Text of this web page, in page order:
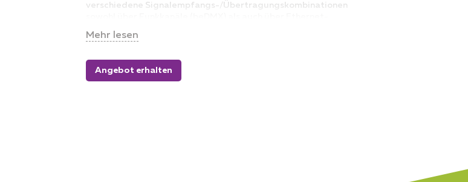
verschiedene Signalempfangs-/Übertragungskombinationen
Lichtsteuerung
Flexible Stromversorgungsoptionen und langlebiges
Design
Mehr lesen
Angebot erhalten